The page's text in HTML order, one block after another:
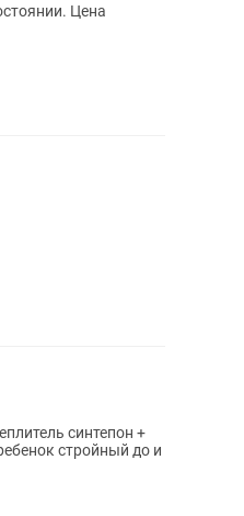
Цена
синтепон +
стройный до и